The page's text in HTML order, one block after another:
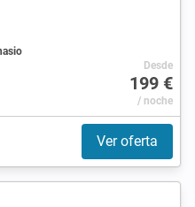
Desde
199 €
/ noche
Ver oferta